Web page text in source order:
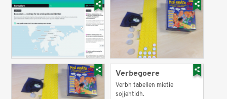
Verbegoere
Verbh tabellen mietie
sojjehtidh.